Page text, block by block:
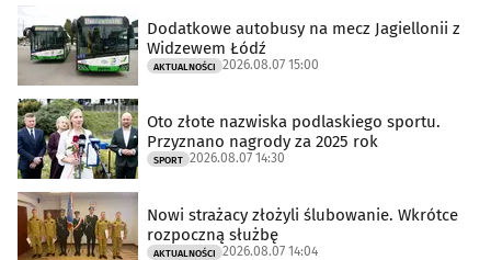
Dodatkowe autobusy na mecz Jagiellonii z
Widzewem Łódź
AKTUALNOŚCI 2026.08.07 15:00
Oto złote nazwiska podlaskiego sportu.
Przyznano nagrody za 2025 rok
SPORT 2026.08.07 14:30
Nowi strażacy złożyli ślubowanie. Wkrótce
rozpoczną służbę
AKTUALNOŚCI 2026.08.07 14:04